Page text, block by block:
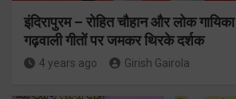
इंदिरापुरम – रोहित चौहान और लोक
गढ़वाली गीतों पर जमकर थिरके दर्शक
4 years ago Girish Gairola